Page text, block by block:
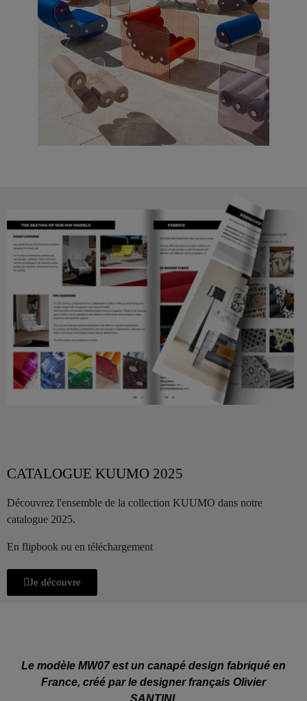
CATALOGUE KUUMO 2025
Découvrez l'ensemble de la collection KUUMO dans notre
catalogue 2025.
En flipbook ou en téléchargement
Je découvre
Le modèle MW07 est un canapé design fabriqué en
France, créé par le designer français Olivier
SANTINI.